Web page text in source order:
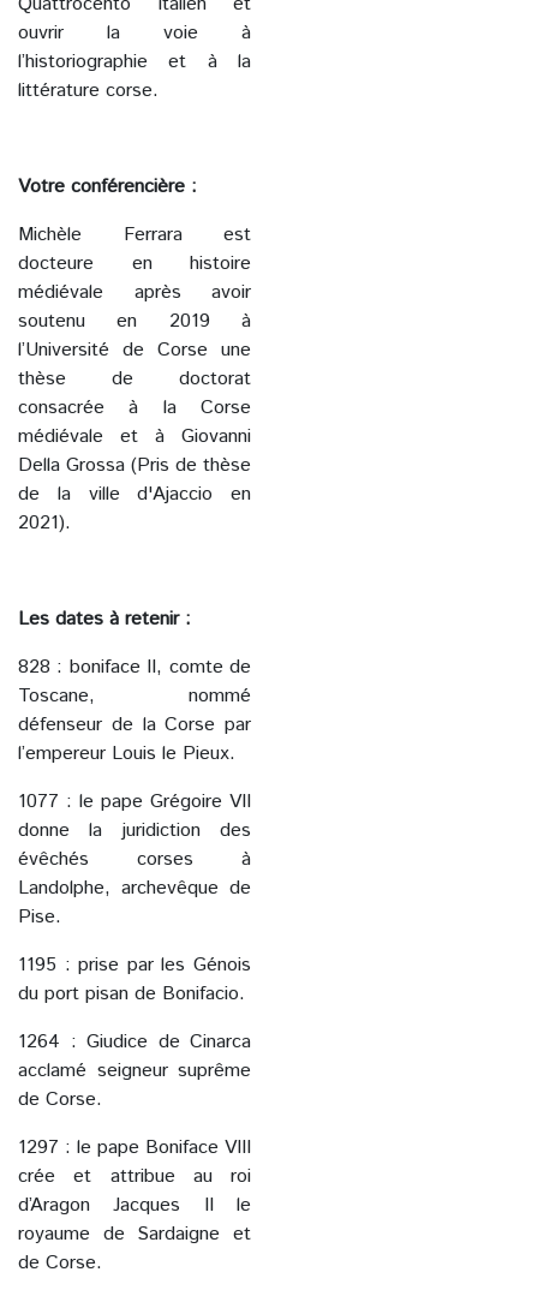
ouvrir la voie à
l’historiographie et à la
littérature corse.
Votre conférencière :
Michèle Ferrara est
docteure en histoire
médiévale après avoir
soutenu en 2019 à
l’Université de Corse une
thèse de doctorat
consacrée à la Corse
médiévale et à Giovanni
Della Grossa (Pris de thèse
de la ville d'Ajaccio en
2021).
Les dates à retenir :
828 : boniface II, comte de
Toscane, nommé
défenseur de la Corse par
l’empereur Louis le Pieux.
1077 : le pape Grégoire VII
donne la juridiction des
évêchés corses à
Landolphe, archevêque de
Pise.
1195 : prise par les Génois
du port pisan de Bonifacio.
1264 : Giudice de Cinarca
acclamé seigneur suprême
de Corse.
1297 : le pape Boniface VIII
crée et attribue au roi
d’Aragon Jacques II le
royaume de Sardaigne et
de Corse.